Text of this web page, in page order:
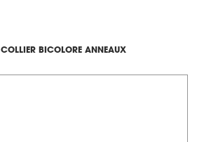
COLLIER BICOLORE ANNEAUX